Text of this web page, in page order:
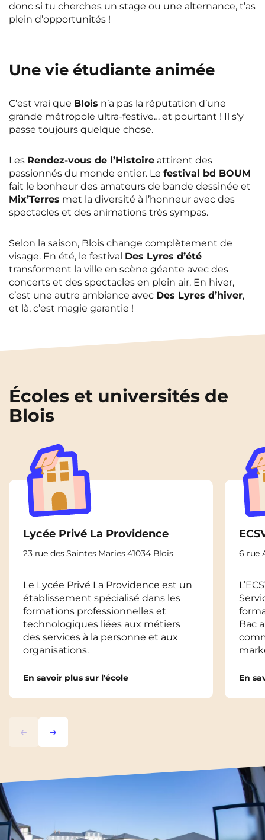
donc si tu cherches un stage ou une alternance, t’as
plein d’opportunités !
Une vie étudiante animée
C’est vrai que Blois n’a pas la réputation d’une
grande métropole ultra-festive… et pourtant ! Il s’y
passe toujours quelque chose.
Les Rendez-vous de l’Histoire attirent des
passionnés du monde entier. Le festival bd BOUM
fait le bonheur des amateurs de bande dessinée et
Mix’Terres met la diversité à l’honneur avec des
spectacles et des animations très sympas.
Selon la saison, Blois change complètement de
visage. En été, le festival Des Lyres d’été
transforment la ville en scène géante avec des
concerts et des spectacles en plein air. En hiver,
c’est une autre ambiance avec Des Lyres d’hiver,
et là, c’est magie garantie !
Écoles et universités de
Blois
PrécédentSuivant
Lycée Privé La Providence
23 rue des Saintes Maries 41034 Blois
Le Lycée Privé La Providence est un
établissement spécialisé dans les
formations professionnelles et
technologiques liées aux métiers
des services à la personne et aux
organisations.
En savoir plus sur l'école
6 rue
Bac
En